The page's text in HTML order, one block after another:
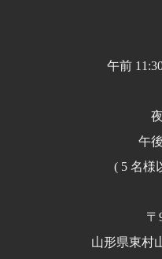
午前
夜
午
( 5 名様
〒
山形県東村